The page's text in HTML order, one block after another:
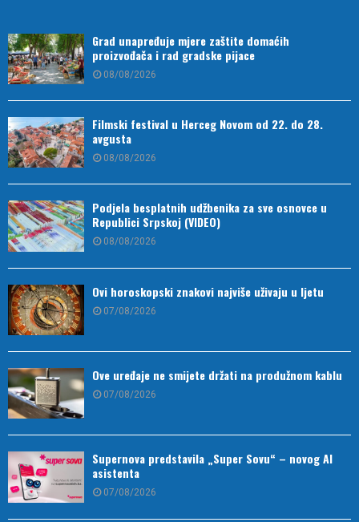
Grad unapređuje mjere zaštite domaćih
proizvođača i rad gradske pijace
08/08/2026
Filmski festival u Herceg Novom od 22. do 28.
avgusta
08/08/2026
Podjela besplatnih udžbenika za sve osnovce u
Republici Srpskoj (VIDEO)
08/08/2026
Ovi horoskopski znakovi najviše uživaju u ljetu
07/08/2026
Ove uređaje ne smijete držati na produžnom kablu
07/08/2026
Supernova predstavila „Super Sovu“ – novog AI
asistenta
07/08/2026